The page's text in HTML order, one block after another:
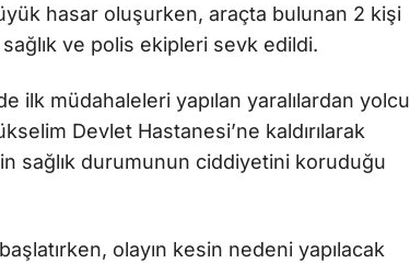
hasar oluşurken, araçta bulunan 2 kişi
ve polis ekipleri sevk edildi.
ilk müdahaleleri yapılan yaralılardan yolcu
Devlet Hastanesi’ne kaldırılarak
sağlık durumunun ciddiyetini koruduğu
olayın kesin nedeni yapılacak